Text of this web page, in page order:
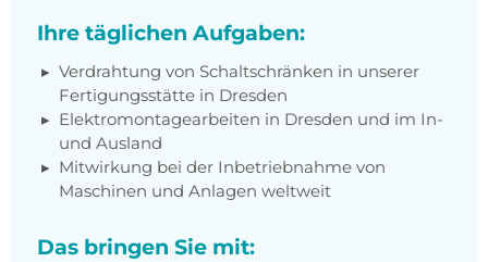
Ihre täglichen Aufgaben:
Verdrahtung von Schaltschränken in unserer
Fertigungsstätte in Dresden
Elektromontagearbeiten in Dresden und im In-
und Ausland
Mitwirkung bei der Inbetriebnahme von
Maschinen und Anlagen weltweit
Das bringen Sie mit: